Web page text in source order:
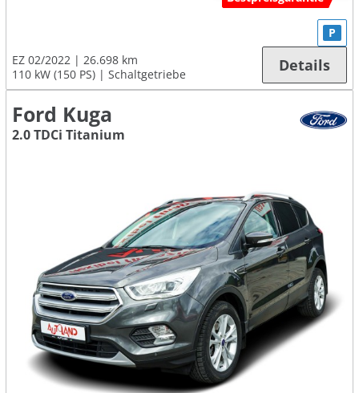
EZ 02/2022
26.698 km
110 kW (150 PS)
Schaltgetriebe
P
Details
Ford Kuga
2.0 TDCi Titanium